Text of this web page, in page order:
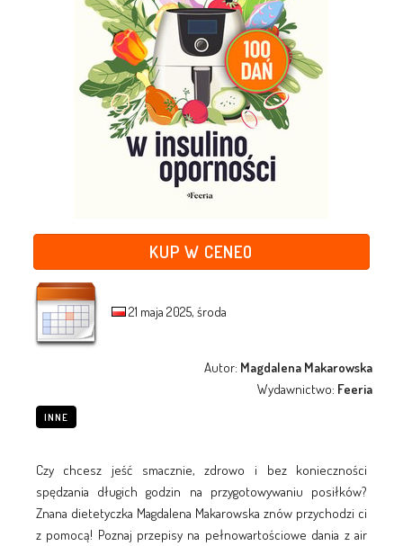
KUP W CENEO
21 maja 2025, środa
Autor: Magdalena Makarowska
Wydawnictwo: Feeria
INNE
Czy chcesz jeść smacznie, zdrowo i bez konieczności
spędzania długich godzin na przygotowywaniu posiłków?
Znana dietetyczka Magdalena Makarowska znów przychodzi ci
z pomocą! Poznaj przepisy na pełnowartościowe dania z air